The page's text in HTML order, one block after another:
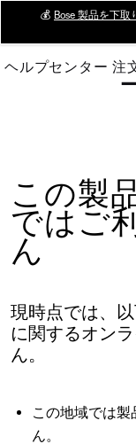
Main
💰 Bose 製品を下
ヘルプセンター 注
この製
ではご
ん
現時点では、
に関するオン
ん。
この地域では
ん。